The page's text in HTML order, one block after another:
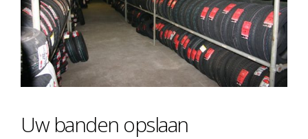
Uw banden opslaan